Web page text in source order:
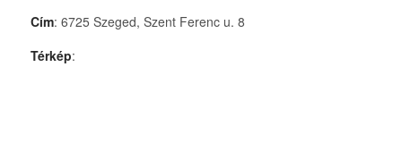
Cím: 6725 Szeged, Szent Ferenc u. 8
Térkép: